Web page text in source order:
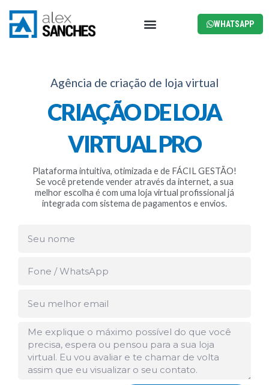
Menu WHATSAPP
Agência de criação de loja virtual
CRIAÇÃO DE LOJA
VIRTUAL PRO
Plataforma intuitiva, otimizada e de FÁCIL GESTÃO!
Se você pretende vender através da internet, a sua
melhor escolha é com uma loja virtual profissional já
integrada com sistema de pagamentos e envios.
nome
Mensagem